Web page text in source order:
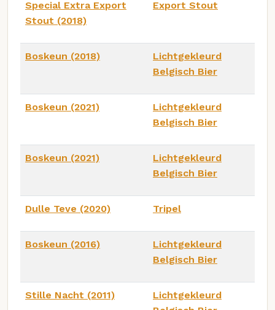
Special Extra Export
Stout (2018)
Export Stout
Boskeun (2018)
Lichtgekleurd
Belgisch Bier
Boskeun (2021)
Lichtgekleurd
Belgisch Bier
Boskeun (2021)
Lichtgekleurd
Belgisch Bier
Dulle Teve (2020) Tripel
Boskeun (2016)
Lichtgekleurd
Belgisch Bier
Stille Nacht (2011)
Lichtgekleurd